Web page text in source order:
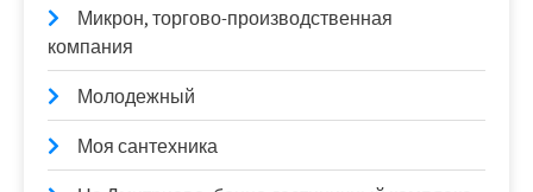
Микрон, торгово-производственная
компания
Молодежный
Моя сантехника